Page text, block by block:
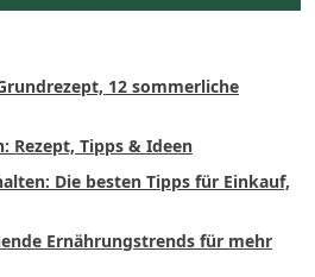
12 sommerliche
Rezept, Tipps & Ideen
Die besten Tipps für Einkauf,
Ernährungstrends für mehr